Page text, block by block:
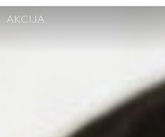
AKCIJA